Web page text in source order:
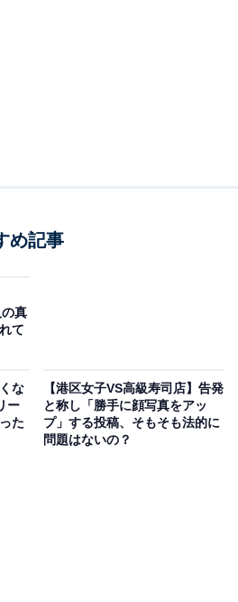
め記事
真
て
な
ー
た
【港区女子VS高級寿司店】告発
と称し「勝手に顔写真をアッ
プ」する投稿、そもそも法的に
問題はないの？